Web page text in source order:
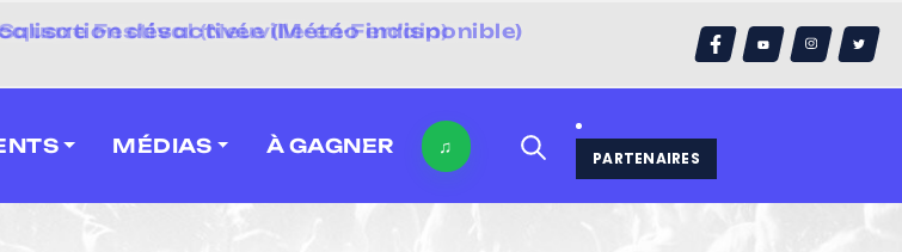
Festival (Neuville-en-Ferrain)
MÉDIAS À GAGNER ♫
PARTENAIRES